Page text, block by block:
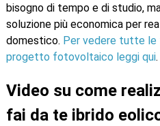
bisogno di tempo e di studio,
soluzione più economica per
domestico. Per vedere tutte le
progetto fotovoltaico leggi qui.
Video su come
fai da te ibrido